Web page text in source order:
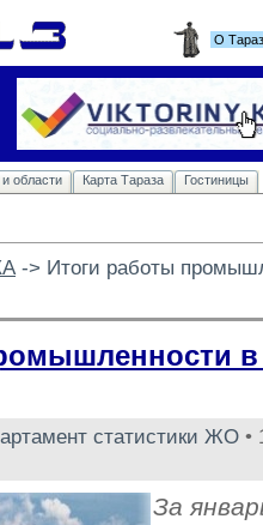
О
области Карта Тараза Гостиницы
-> Итоги работы
в
статистики ЖО •
За